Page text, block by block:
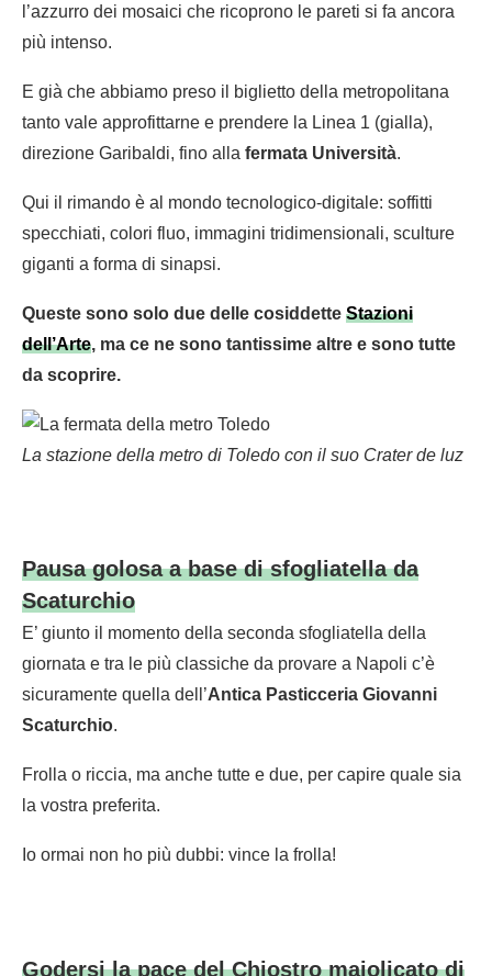
l’azzurro dei mosaici che ricoprono le pareti si fa ancora
più intenso.
E già che abbiamo preso il biglietto della metropolitana
tanto vale approfittarne e prendere la Linea 1 (gialla),
direzione Garibaldi, fino alla fermata Università.
Qui il rimando è al mondo tecnologico-digitale: soffitti
specchiati, colori fluo, immagini tridimensionali, sculture
giganti a forma di sinapsi.
Queste sono solo due delle cosiddette Stazioni
dell’Arte, ma ce ne sono tantissime altre e sono tutte
da scoprire.
La stazione della metro di Toledo con il suo Crater de luz
Pausa golosa a base di sfogliatella da
Scaturchio
E’ giunto il momento della seconda sfogliatella della
giornata e tra le più classiche da provare a Napoli c’è
sicuramente quella dell’Antica Pasticceria Giovanni
Scaturchio.
Frolla o riccia, ma anche tutte e due, per capire quale sia
la vostra preferita.
Io ormai non ho più dubbi: vince la frolla!
Godersi la pace del Chiostro maiolicato di